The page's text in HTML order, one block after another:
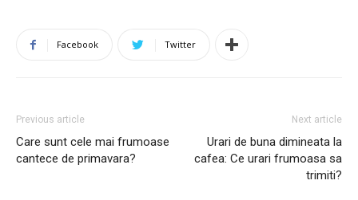
Facebook Twitter
Previous article
Care sunt cele mai frumoase
cantece de primavara?
Next article
Urari de buna dimineata la
cafea: Ce urari frumoasa sa
trimiti?